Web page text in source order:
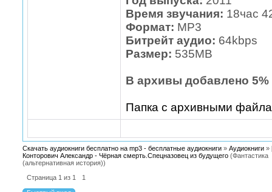
Время звучания: 18час
Формат: МР3
Битрейт аудио: 64kbps
Размер: 535МВ
В архивы добавлено 5%
Папка с архивными
Скачать аудиокниги бесплатно на mp3 - бесплатные аудиокниги » Аудиокниги »
Конторович Александр - Чёрная смерть.Спецназовец из будущего (Фантастика
(альтернативная история))
Страница 1 из 1 1